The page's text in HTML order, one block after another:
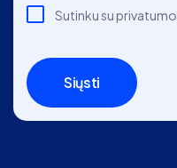
Sutinku su
Siųsti